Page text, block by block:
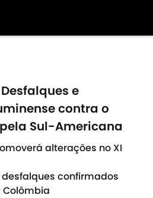
e
contra o
Sul-Americana
alterações no XI
confirmados